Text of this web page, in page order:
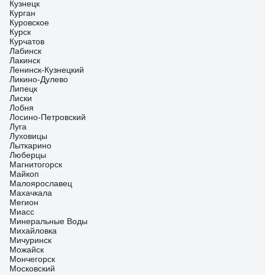
Кузнецк
Курган
Куровское
Курск
Курчатов
Лабинск
Лакинск
Ленинск-Кузнецкий
Ликино-Дулево
Липецк
Лиски
Лобня
Лосино-Петровский
Луга
Луховицы
Лыткарино
Люберцы
Магнитогорск
Майкоп
Малоярославец
Махачкала
Мегион
Миасс
Минеральные Воды
Михайловка
Мичуринск
Можайск
Мончегорск
Московский